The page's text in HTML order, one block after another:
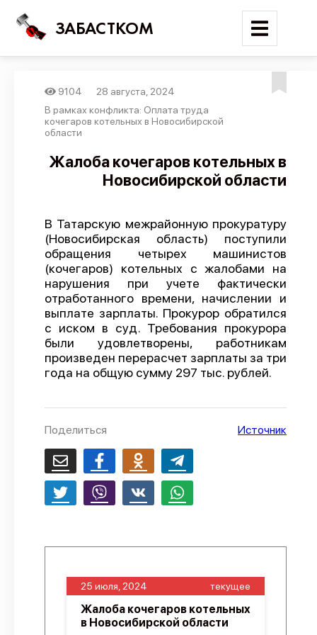
ЗАБАСТКОМ
Войти
Новости
Карта событий
Трудовые конфликты
Отчеты
Предложить публикацию
Справочник
API
О проекте
Политика конфиденциальности
9104
28 августа, 2024
В рамках конфликта: Оплата труда
кочегаров котельных в Новосибирской
области
Жалоба кочегаров котельных в
Новосибирской области
В Татарскую межрайонную прокуратуру
(Новосибирская область) поступили
обращения четырех машинистов
(кочегаров) котельных с жалобами на
нарушения при учете фактически
отработанного времени, начислении и
выплате зарплаты. Прокурор обратился
с иском в суд. Требования прокурора
были удовлетворены, работникам
произведен перерасчет зарплаты за три
года на общую сумму 297 тыс. рублей.
Поделиться Источник
25 июля, 2024 текущее
Жалоба кочегаров котельных
в Новосибирской области